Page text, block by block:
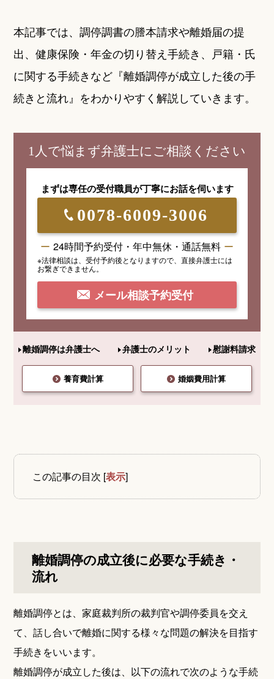
本記事では、調停調書の謄本請求や離婚届の提
出、健康保険・年金の切り替え手続き、戸籍・氏
に関する手続きなど『離婚調停が成立した後の手
続きと流れ』をわかりやすく解説していきます。
1人で悩まず弁護士にご相談ください
まずは専任の受付職員が丁寧にお話を伺います
0078-6009-3006
24時間予約受付・年中無休・通話無料
※法律相談は、受付予約後となりますので、 直接弁護士には
お繋ぎできません。
メール相談予約受付
離婚調停は弁護士へ 弁護士のメリット 慰謝料請求
養育費計算 婚姻費用計算
この記事の目次 [表示]
離婚調停の成立後に必要な手続き・
流れ
離婚調停とは、家庭裁判所の裁判官や調停委員を交え
て、話し合いで離婚に関する様々な問題の解決を目指す
手続きをいいます。
離婚調停が成立した後は、以下の流れで次のような手続